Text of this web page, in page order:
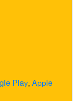
Play, Apple